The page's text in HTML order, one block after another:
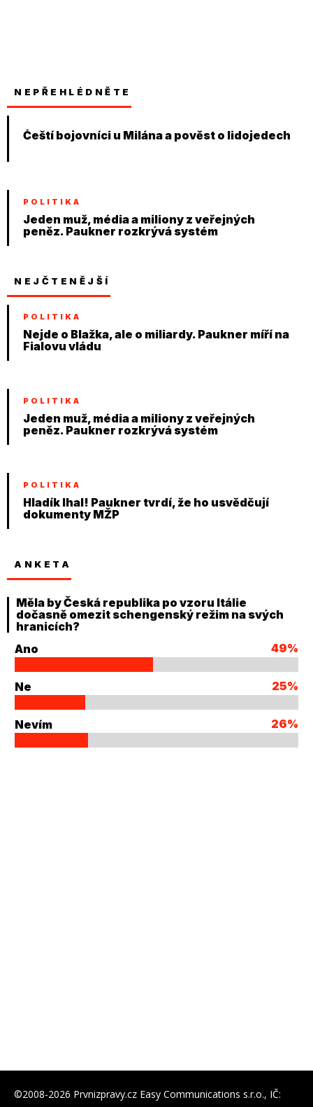
NEPŘEHLÉDNĚTE
Čeští bojovníci u Milána a pověst o lidojedech
POLITIKA
Jeden muž, média a miliony z veřejných
peněz. Paukner rozkrývá systém
NEJČTENĚJŠÍ
POLITIKA
Nejde o Blažka, ale o miliardy. Paukner míří na
Fialovu vládu
POLITIKA
Jeden muž, média a miliony z veřejných
peněz. Paukner rozkrývá systém
POLITIKA
Hladík lhal! Paukner tvrdí, že ho usvědčují
dokumenty MŽP
ANKETA
Měla by Česká republika po vzoru Itálie
dočasně omezit schengenský režim na svých
hranicích?
Ano
49%
Ne 25%
Nevím 26%
©2008-2026 Prvnizpravy.cz Easy Communications s.r.o., IČ: